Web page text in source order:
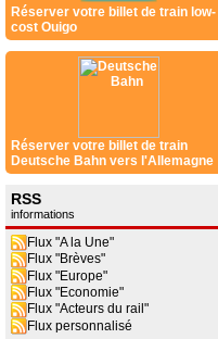
Réserver votre billet de train low-
cost Ouigo
Réserver votre billet de train
Deutsche Bahn vers l'Allemagne
RSS
informations
Flux "A la Une"
Flux "Brèves"
Flux "Europe"
Flux "Economie"
Flux "Acteurs du rail"
Flux personnalisé